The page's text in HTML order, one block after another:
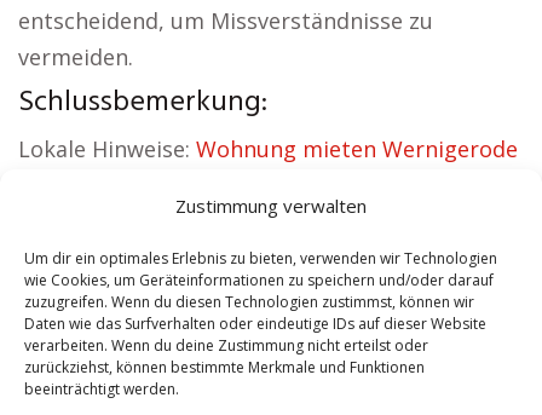
Zustimmung verwalten
Um dir ein optimales Erlebnis zu bieten, verwenden wir Technologien
wie Cookies, um Geräteinformationen zu speichern und/oder darauf
zuzugreifen. Wenn du diesen Technologien zustimmst, können wir
Daten wie das Surfverhalten oder eindeutige IDs auf dieser Website
verarbeiten. Wenn du deine Zustimmung nicht erteilst oder
zurückziehst, können bestimmte Merkmale und Funktionen
beeinträchtigt werden.
entscheidend, um Missverständnisse zu
vermeiden.
Schlussbemerkung:
Lokale Hinweise: Wohnung mieten Wernigerode
|Versicherung Wernigerode
Hauskauf Wernigerode|Hundeschule
Wernigerode
Contents [show]